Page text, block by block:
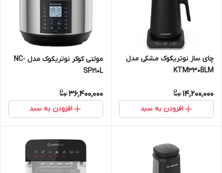
چای ساز نوتریکوک مشکی مدل
KTM330BLM
14,200,000
افزودن به سبد
مولتی کوکر نوتریکوک مدل NC-
SP210L
36,400,000
افزودن به سبد